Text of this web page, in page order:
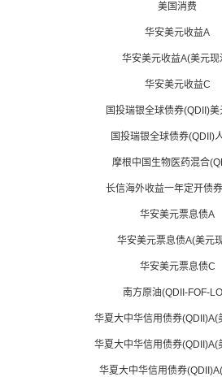
美国消费
华安美元收益A
华安美元收益A(美元现
华安美元收益C
国投瑞银全球债券(QDII)
国投瑞银全球债券(QDII)
摩根中国生物医药混合
长信海外收益一年定开债
华安美元票息债A
华安美元票息债A(美元
华安美元票息债C
南方原油(QDII-FOF-
华夏大中华信用债券(QDII)A(
华夏大中华信用债券(QDII)A(
华夏大中华信用债券